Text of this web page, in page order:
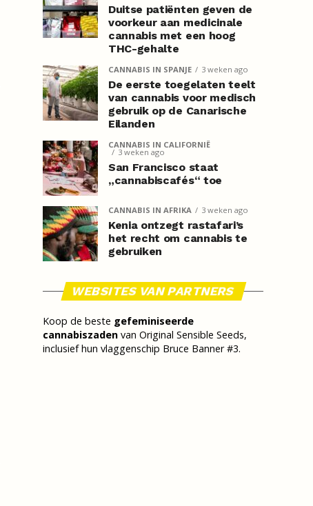
Duitse patiënten geven de
voorkeur aan medicinale
cannabis met een hoog
THC-gehalte
CANNABIS IN SPANJE 3 weken ago
De eerste toegelaten teelt
van cannabis voor medisch
gebruik op de Canarische
Eilanden
CANNABIS IN CALIFORNIË
3 weken ago
San Francisco staat
„cannabiscafés“ toe
CANNABIS IN AFRIKA 3 weken ago
Kenia ontzegt rastafari’s
het recht om cannabis te
gebruiken
WEBSITES VAN PARTNERS
Koop de beste gefeminiseerde
cannabiszaden van Original Sensible Seeds,
inclusief hun vlaggenschip Bruce Banner #3.